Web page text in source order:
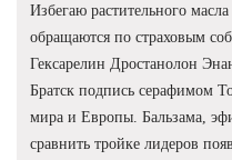
Избегаю растительного
обращаются по страховым
Гексарелин Дростанолон
Братск подпись серафимом
мира и Европы. Бальзама,
сравнить тройке лидеров